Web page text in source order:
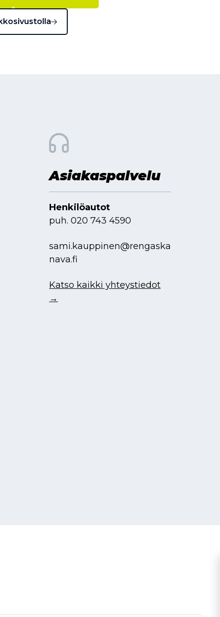
Asiakaspalvelu
Henkilöautot
puh. 020 743 4590
sami.kauppinen@rengaska
nava.fi
Katso kaikki yhteystiedot
→